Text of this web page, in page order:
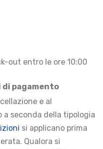
out entro le ore 10:00
pagamento
e al
seconda della tipologia
si applicano prima
Qualora si